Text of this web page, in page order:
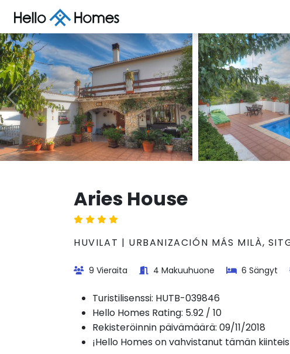
Aries House
HUVILAT | URBANIZACIÓN MÁS MILÀ,
9 Vieraita 4 Makuuhuone 6 Sängyt
Turistilisenssi: HUTB-039846
Hello Homes Rating: 5.92 / 10
Rekisteröinnin päivämäärä: 09/11/2018
¡Hello Homes on vahvistanut tämän